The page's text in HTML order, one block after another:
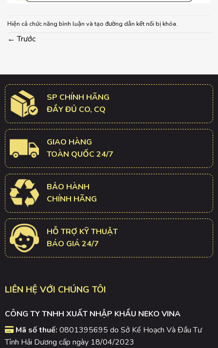
Hiện cả chức năng bình luận và tạo đường dẫn kết nối bị khóa.
← Trước
SP CHÍNH HÃNG
ĐẦY ĐỦ CO, CQ
GIAO HÀNG
TOÀN QUỐC 24/7
BẢO HÀNH
CHÍNH HÃNG
HỖ TRỢ KỸ THUẬT
BÁO GIÁ 24/7
LIÊN HỆ VỚI CHÚNG TÔI
CÔNG TY TNHH XUẤT NHẬP KHẨU NEKO VINA
Mã số thuế: 0801395695 do Sở Kế Hoạch Và Đầu Tư
Tỉnh Hải Dương cấp ngày 18/04/2023